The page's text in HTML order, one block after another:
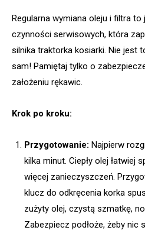
Regularna wymiana oleju i filtra to
czynności serwisowych, która
silnika traktorka kosiarki. Nie jest
sam! Pamiętaj tylko o
założeniu rękawic.
Krok po kroku:
Przygotowanie: Najpierw
kilka minut. Ciepły olej łatwiej
więcej zanieczyszczeń.
klucz do odkręcenia korka
zużyty olej, czystą szmatkę,
Zabezpiecz podłoże, żeby nic